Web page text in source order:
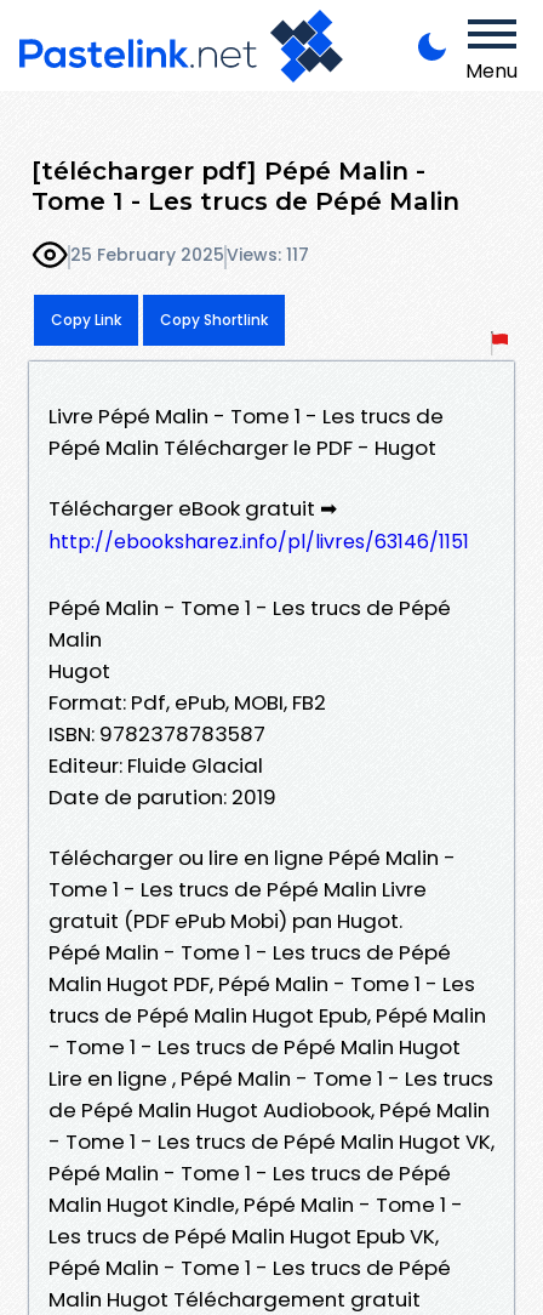
Menu
[télécharger pdf] Pépé Malin -
Tome 1 - Les trucs de Pépé Malin
25 February 2025Views: 117
Copy Link Copy Shortlink
Livre Pépé Malin - Tome 1 - Les trucs de
Pépé Malin Télécharger le PDF - Hugot
Télécharger eBook gratuit ➡
http://ebooksharez.info/pl/livres/63146/1151
Pépé Malin - Tome 1 - Les trucs de Pépé
Malin
Hugot
Format: Pdf, ePub, MOBI, FB2
ISBN: 9782378783587
Editeur: Fluide Glacial
Date de parution: 2019
Télécharger ou lire en ligne Pépé Malin -
Tome 1 - Les trucs de Pépé Malin Livre
gratuit (PDF ePub Mobi) pan Hugot.
Pépé Malin - Tome 1 - Les trucs de Pépé
Malin Hugot PDF, Pépé Malin - Tome 1 - Les
trucs de Pépé Malin Hugot Epub, Pépé Malin
- Tome 1 - Les trucs de Pépé Malin Hugot
Lire en ligne , Pépé Malin - Tome 1 - Les trucs
de Pépé Malin Hugot Audiobook, Pépé Malin
- Tome 1 - Les trucs de Pépé Malin Hugot VK,
Pépé Malin - Tome 1 - Les trucs de Pépé
Malin Hugot Kindle, Pépé Malin - Tome 1 -
Les trucs de Pépé Malin Hugot Epub VK,
Pépé Malin - Tome 1 - Les trucs de Pépé
Malin Hugot Téléchargement gratuit